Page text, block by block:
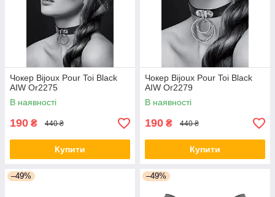
Чокер Bijoux Pour Toi Black
AIW Or2275
В наявності
190 ₴ 440 ₴
Купити
Чокер Bijoux Pour Toi Black
AIW Or2279
В наявності
190 ₴ 440 ₴
Купити
–49% –49%